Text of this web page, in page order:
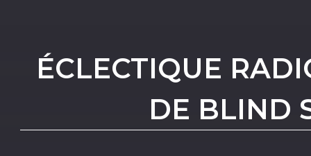
ÉCLECTIQUE
DE BLIND